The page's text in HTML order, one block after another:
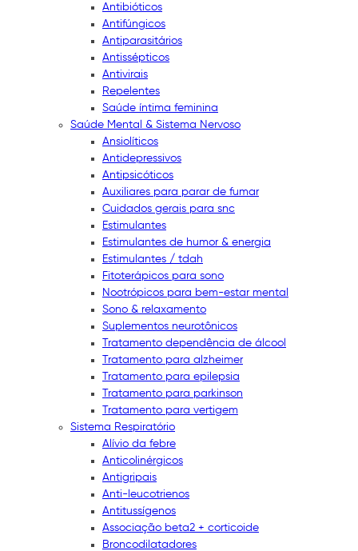
Antibióticos
Antifúngicos
Antiparasitários
Antissépticos
Antivirais
Repelentes
Saúde íntima feminina
Saúde Mental & Sistema Nervoso
Ansiolíticos
Antidepressivos
Antipsicóticos
Auxiliares para parar de fumar
Cuidados gerais para snc
Estimulantes
Estimulantes de humor & energia
Estimulantes / tdah
Fitoterápicos para sono
Nootrópicos para bem-estar mental
Sono & relaxamento
Suplementos neurotônicos
Tratamento dependência de álcool
Tratamento para alzheimer
Tratamento para epilepsia
Tratamento para parkinson
Tratamento para vertigem
Sistema Respiratório
Alívio da febre
Anticolinérgicos
Antigripais
Anti-leucotrienos
Antitussígenos
Associação beta2 + corticoide
Broncodilatadores